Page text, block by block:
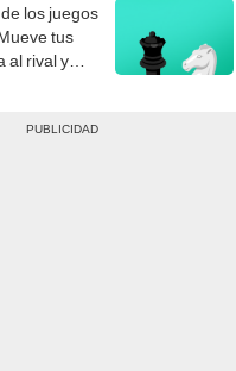
los juegos
tus
al rival y